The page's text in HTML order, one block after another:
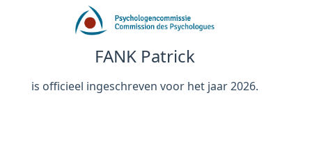
FANK Patrick
is officieel ingeschreven voor het jaar 2026.